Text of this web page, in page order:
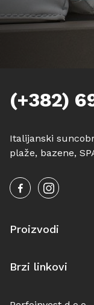
Baldahini
Nautika
Namještaj za
Oprema
Igračke
(+382)
Italijanski
plaže, bazene,
Proizvodi
Ležaljke
Brzi linkovi